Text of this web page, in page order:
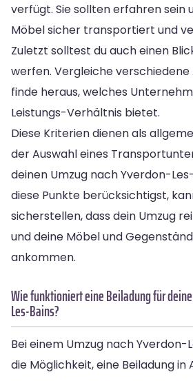
verfügt. Sie sollten erfahren sein
Möbel sicher transportiert und
Zuletzt solltest du auch einen
werfen. Vergleiche
finde heraus, welches
Leistungs-Verhältnis bietet.
Diese Kriterien dienen als
der Auswahl eines
deinen Umzug nach Yverdon-
diese Punkte berücksichtigst,
sicherstellen, dass dein Umzug
und deine Möbel und
ankommen.
Wie funktioniert eine Beiladung für
Les-Bains?
Bei einem Umzug nach
die Möglichkeit, eine Beiladung in